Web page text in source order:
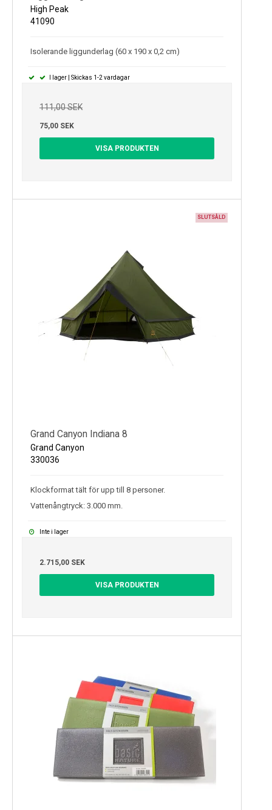
High Peak
41090
Isolerande liggunderlag (60 x 190 x 0,2 cm)
I lager | Skickas 1-2 vardagar
111,00 SEK
75,00 SEK
VISA PRODUKTEN
SLUTSÅLD
Grand Canyon Indiana 8
Grand Canyon
330036
Klockformat tält för upp till 8 personer.
Vattenångtryck: 3.000 mm.
Inte i lager
2.715,00 SEK
VISA PRODUKTEN